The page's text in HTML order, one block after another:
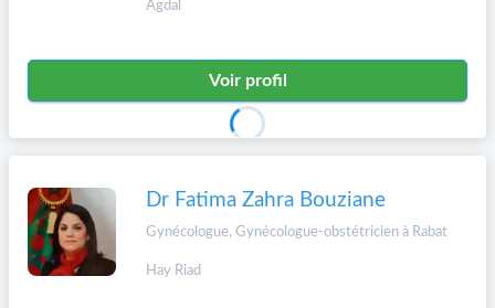
Agdal
Voir profil
Dr Fatima Zahra Bouziane
Gynécologue, Gynécologue-obstétricien à Rabat
Hay Riad